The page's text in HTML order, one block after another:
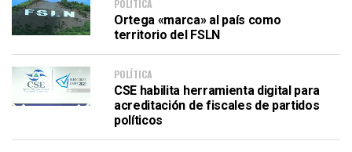
POLÍTICA
Ortega «marca» al país como
territorio del FSLN
POLÍTICA
CSE habilita herramienta digital para
acreditación de fiscales de partidos
políticos